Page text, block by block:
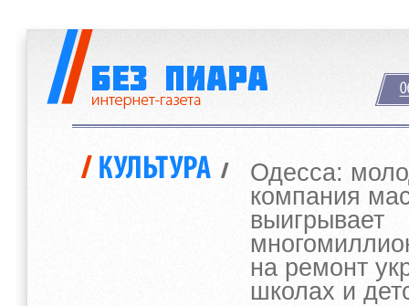
Одесса:
компания
выигрывает
на ремонт
школах и